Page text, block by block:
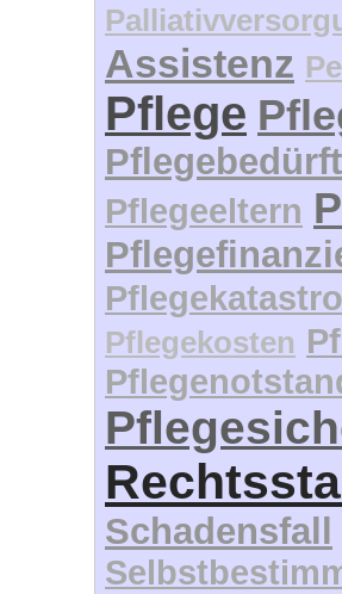
Assistenz
Pflege
Pflegeeltern
Pflegekosten
Schadensfall